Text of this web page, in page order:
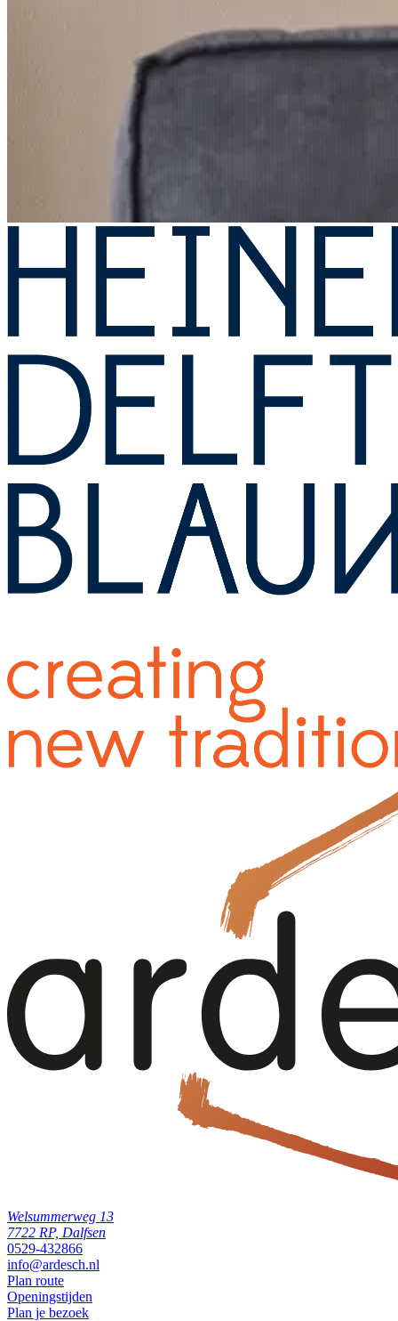
Welsummerweg 13
7722 RP, Dalfsen
0529-432866
info@ardesch.nl
Plan route
Openingstijden
Plan je bezoek